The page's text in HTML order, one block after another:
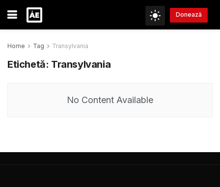
Donează
Home Tag Transylvania
Etichetă: Transylvania
No Content Available